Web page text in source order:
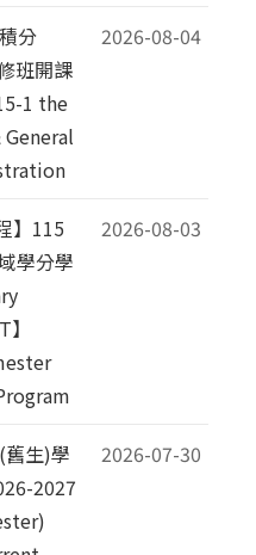
分
班開課
1 the
2026-08-04
】115
學分學
2026-08-03
舊生)學
2027
2026-07-30